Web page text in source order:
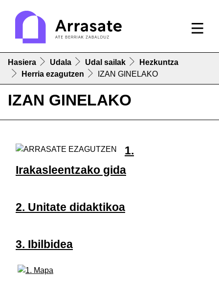
Hasiera Udala Udal sailak
Hezkuntza
Herria ezagutzen
IZAN GINELAKO
IZAN GINELAKO
1.
Irakasleentzako gida
2. Unitate didaktikoa
3. Ibilbidea